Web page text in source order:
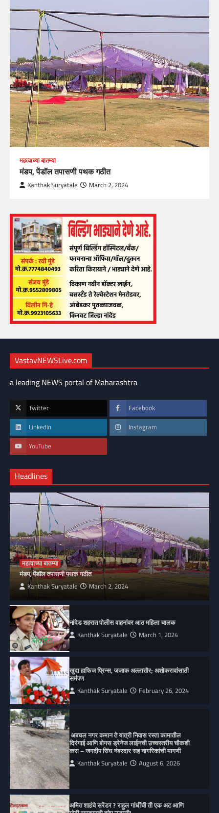
महत्वाच्या बातम्या
मंडप, पेंडॉल तपासणी पथक गठीत
Kanthak Suryatale March 2, 2024
VastavNEWSLive.com
a leading NEWS portal of Maharashtra
Twitter Facebook
LinkedIn Instagram
YouTube
Headlines
महत्वाच्या बातम्या
मंडप, पेंडॉल तपासणी पथक गठीत
Kanthak Suryatale March 2, 2024
नांदेड शहरात पोलीस वाहनांवर आठ महिला चालक
Kanthak Suryatale March 1, 2024
खुदा हाफिज प्रिन्स, जजाक अल्लाखैर; अशोकरावांसाठी
सर्मपण
Kanthak Suryatale February 26, 2024
अबचल नगर कमान ते यात्री निवास रस्ता कामातील
दिरंगाई आणि बोगस ड्रेनेज लाईनची उच्चस्तरीय चौकशी
करा – जगदीप सिंघ नंबरदार सह नागरिकांची मागणी
Kanthak Suryatale August 6, 2026
अमित शाहंचे सरेंडर ? राहुल गांधींची ती एक अट आणि